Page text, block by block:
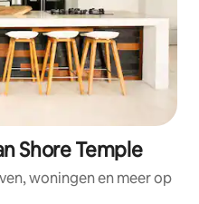
Shore Temple
woningen en meer op